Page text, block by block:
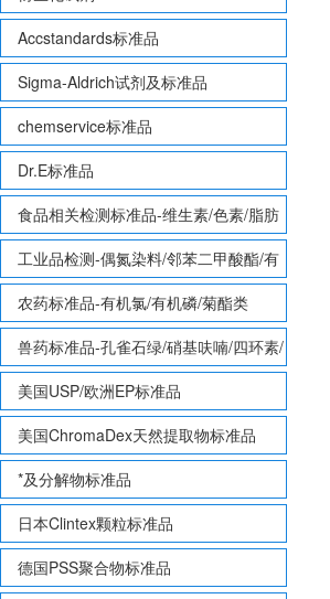
Accstandards标准品
Sigma-Aldrich试剂及标准品
chemservice标准品
Dr.E标准品
食品相关检测标准品-维生素/色素/脂肪
酸甲酯等
工业品检测-偶氮染料/邻苯二甲酸酯/有
机锡/多溴联苯/多溴联苯醚/多氯联苯
农药标准品-有机氯/有机磷/菊酯类
兽药标准品-孔雀石绿/硝基呋喃/四环素/
磺胺等
美国USP/欧洲EP标准品
美国ChromaDex天然提取物标准品
*及分解物标准品
日本Clintex颗粒标准品
德国PSS聚合物标准品